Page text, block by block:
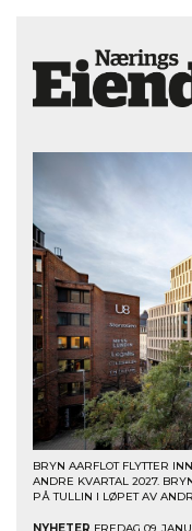
BRYN AARFLOT FLYTTER
ANDRE KVARTAL 2027.
PÅ TULLIN I LØPET AV